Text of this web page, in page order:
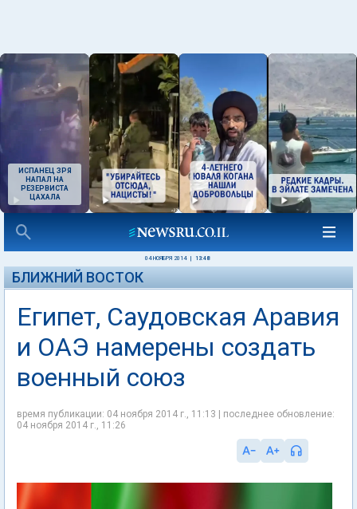
ИСПАНЕЦ ЗРЯ
НАПАЛ НА
РЕЗЕРВИСТА
ЦАХАЛА
04 НОЯБРЯ 2014 13:48
БЛИЖНИЙ ВОСТОК
Египет, Саудовская Аравия
и ОАЭ намерены создать
военный союз
время публикации: 04 ноября 2014 г., 11:13 | последнее обновление:
04 ноября 2014 г., 11:26